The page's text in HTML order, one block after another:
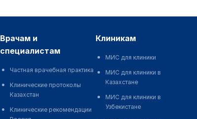
врачам и
специалистам
Частная врачебная практика
Клинические протоколы
Казахстан
Клинические рекомендации
клиникам
МИС для клиники
МИС для клиники в
Казахстане
МИС для клиники в
Узбекистане